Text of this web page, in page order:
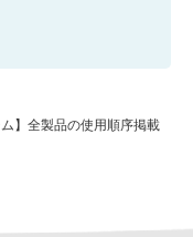
ム】全製品の使用順序掲載